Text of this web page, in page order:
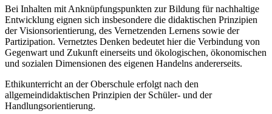
Bei Inhalten mit Anknüpfungspunkten zur Bildung für nachhaltige
Entwicklung eignen sich insbesondere die didaktischen Prinzipien
der Visionsorientierung, des Vernetzenden Lernens sowie der
Partizipation. Vernetztes Denken bedeutet hier die Verbindung von
Gegenwart und Zukunft einerseits und ökologischen, ökonomischen
und sozialen Dimensionen des eigenen Handelns andererseits.
Ethikunterricht an der Oberschule erfolgt nach den
allgemeindidaktischen Prinzipien der Schüler- und der
Handlungsorientierung.